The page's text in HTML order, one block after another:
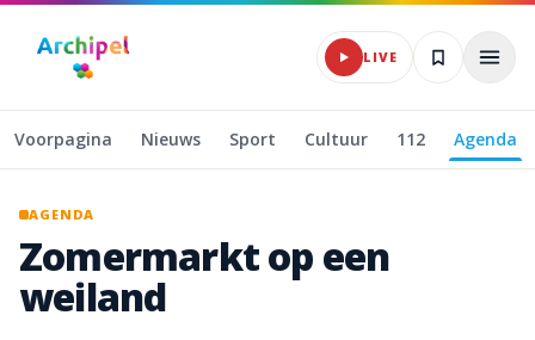
Naar hoofdinhoud
LIVE
Voorpagina Nieuws Sport Cultuur 112 Agenda
AGENDA
Zomermarktop een
weiland